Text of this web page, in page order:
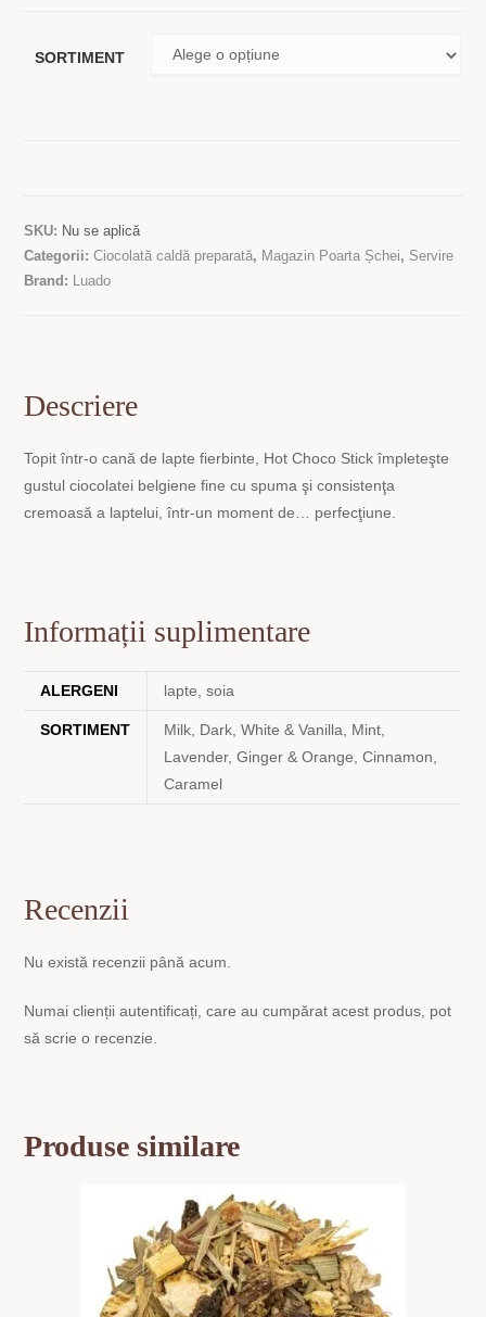
SORTIMENT
SKU: Nu se aplică
Categorii:Ciocolată caldă preparată, Magazin Poarta Șchei, Servire
Brand: Luado
Descriere
Topit într-o cană de lapte fierbinte, Hot Choco Stick împleteşte
gustul ciocolatei belgiene fine cu spuma şi consistenţa
cremoasă a laptelui, într-un moment de… perfecţiune.
Informații suplimentare
ALERGENI lapte, soia
SORTIMENT
Milk, Dark, White & Vanilla, Mint,
Lavender, Ginger & Orange, Cinnamon,
Caramel
Recenzii
Nu există recenzii până acum.
Numai clienții autentificați, care au cumpărat acest produs, pot
să scrie o recenzie.
Produse similare